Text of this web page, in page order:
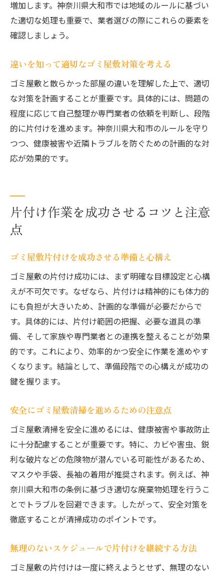
増加します。神奈川県大和市では地域のルールに基づい
た適切な処理も重要で、業者選びの際にこれらの要素を
確認しましょう。
違いを知って適切なゴミ屋敷対策を考える
ゴミ屋敷と散らかった部屋の違いを理解した上で、適切
な対策を計画することが重要です。具体的には、問題の
程度に応じて自己整理か専門業者の依頼を判断し、段階
的に片付けを進めます。神奈川県大和市のルールを守り
つつ、健康被害や近隣トラブルを防ぐための計画的な対
応が効果的です。
片付け作業を成功させるコツと注意
点
ゴミ屋敷片付けを成功させる準備と心構え
ゴミ屋敷の片付け成功には、まず明確な目標設定と心構
えが不可欠です。なぜなら、片付けは精神的にも体力的
にも負担が大きいため、計画的な準備が必要だからで
す。具体的には、片付け範囲の把握、必要な道具の準
備、そして家族や専門業者との連携を整えることが効果
的です。これにより、効率的かつ安全に作業を進めやす
くなります。結論として、準備段階での心構えが成功の
鍵を握ります。
安全にゴミ屋敷清掃を進めるための注意点
ゴミ屋敷清掃を安全に進めるには、健康被害や事故防止
に十分配慮することが重要です。特に、カビや害虫、鋭
利な破片などの危険物が潜んでいる可能性があるため、
マスクや手袋、長袖の着用が推奨されます。例えば、神
奈川県大和市の条例に基づき適切な廃棄物処理を行うこ
とでトラブルを回避できます。したがって、安全対策を
徹底することが清掃成功のポイントです。
無理のないスケジュールで片付けを継続する方法
ゴミ屋敷の片付けは一度に終えようとせず、無理のない